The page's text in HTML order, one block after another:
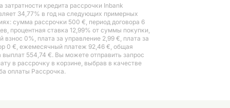
затратности кредита рассрочки Inbank
34,77% в год на следующих примерных
сумма рассрочки 500 €, период договора 6
процентная ставка 12,99% от суммы покупки,
взнос 0%, плата за управление 2,99 €, плата за
0 €, ежемесячный платеж 92,46 €, общая
554,74 €. Вы можете отправить запрос
в рассрочку в корзине, выбрав в качестве
оплаты Рассрочка.